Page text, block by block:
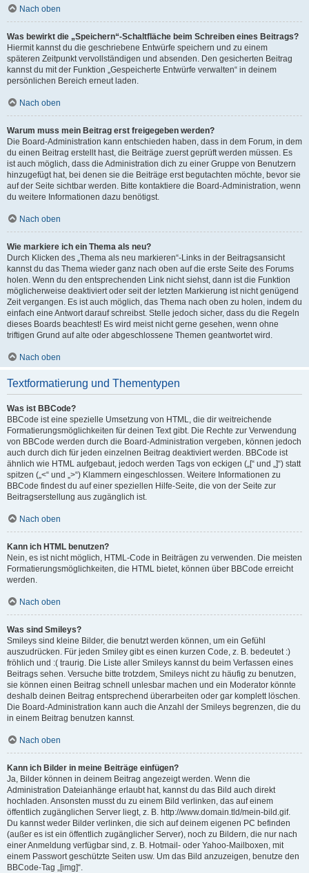
Nach oben
Was bewirkt die „Speichern“-Schaltfläche beim Schreiben eines Beitrags?
Hiermit kannst du die geschriebene Entwürfe speichern und zu einem
späteren Zeitpunkt vervollständigen und absenden. Den gesicherten Beitrag
kannst du mit der Funktion „Gespeicherte Entwürfe verwalten“ in deinem
persönlichen Bereich erneut laden.
Nach oben
Warum muss mein Beitrag erst freigegeben werden?
Die Board-Administration kann entschieden haben, dass in dem Forum, in dem
du einen Beitrag erstellt hast, die Beiträge zuerst geprüft werden müssen. Es
ist auch möglich, dass die Administration dich zu einer Gruppe von Benutzern
hinzugefügt hat, bei denen sie die Beiträge erst begutachten möchte, bevor sie
auf der Seite sichtbar werden. Bitte kontaktiere die Board-Administration, wenn
du weitere Informationen dazu benötigst.
Nach oben
Wie markiere ich ein Thema als neu?
Durch Klicken des „Thema als neu markieren“-Links in der Beitragsansicht
kannst du das Thema wieder ganz nach oben auf die erste Seite des Forums
holen. Wenn du den entsprechenden Link nicht siehst, dann ist die Funktion
möglicherweise deaktiviert oder seit der letzten Markierung ist nicht genügend
Zeit vergangen. Es ist auch möglich, das Thema nach oben zu holen, indem du
einfach eine Antwort darauf schreibst. Stelle jedoch sicher, dass du die Regeln
dieses Boards beachtest! Es wird meist nicht gerne gesehen, wenn ohne
triftigen Grund auf alte oder abgeschlossene Themen geantwortet wird.
Nach oben
Textformatierung und Thementypen
Was ist BBCode?
BBCode ist eine spezielle Umsetzung von HTML, die dir weitreichende
Formatierungsmöglichkeiten für deinen Text gibt. Die Rechte zur Verwendung
von BBCode werden durch die Board-Administration vergeben, können jedoch
auch durch dich für jeden einzelnen Beitrag deaktiviert werden. BBCode ist
ähnlich wie HTML aufgebaut, jedoch werden Tags von eckigen („[“ und „]“) statt
spitzen („<“ und „>“) Klammern eingeschlossen. Weitere Informationen zu
BBCode findest du auf einer speziellen Hilfe-Seite, die von der Seite zur
Beitragserstellung aus zugänglich ist.
Nach oben
Kann ich HTML benutzen?
Nein, es ist nicht möglich, HTML-Code in Beiträgen zu verwenden. Die meisten
Formatierungsmöglichkeiten, die HTML bietet, können über BBCode erreicht
werden.
Nach oben
Was sind Smileys?
Smileys sind kleine Bilder, die benutzt werden können, um ein Gefühl
auszudrücken. Für jeden Smiley gibt es einen kurzen Code, z. B. bedeutet :)
fröhlich und :( traurig. Die Liste aller Smileys kannst du beim Verfassen eines
Beitrags sehen. Versuche bitte trotzdem, Smileys nicht zu häufig zu benutzen,
sie können einen Beitrag schnell unlesbar machen und ein Moderator könnte
deshalb deinen Beitrag entsprechend überarbeiten oder gar komplett löschen.
Die Board-Administration kann auch die Anzahl der Smileys begrenzen, die du
in einem Beitrag benutzen kannst.
Nach oben
Kann ich Bilder in meine Beiträge einfügen?
Ja, Bilder können in deinem Beitrag angezeigt werden. Wenn die
Administration Dateianhänge erlaubt hat, kannst du das Bild auch direkt
hochladen. Ansonsten musst du zu einem Bild verlinken, das auf einem
öffentlich zugänglichen Server liegt, z. B. http://www.domain.tld/mein-bild.gif.
Du kannst weder Bilder verlinken, die sich auf deinem eigenen PC befinden
(außer es ist ein öffentlich zugänglicher Server), noch zu Bildern, die nur nach
einer Anmeldung verfügbar sind, z. B. Hotmail- oder Yahoo-Mailboxen, mit
einem Passwort geschützte Seiten usw. Um das Bild anzuzeigen, benutze den
BBCode-Tag „[img]“.